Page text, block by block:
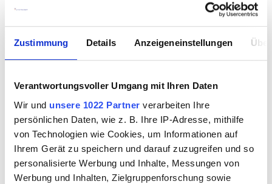
Zustimmung Details Anzeigeneinstellungen
Verantwortungsvoller Umgang mit Ihren Daten
Wir und unsere 1022 Partner verarbeiten Ihre
persönlichen Daten, wie z. B. Ihre IP-Adresse, mithilfe
von Technologien wie Cookies, um Informationen auf
Ihrem Gerät zu speichern und darauf zuzugreifen und so
personalisierte Werbung und Inhalte, Messungen von
Werbung und Inhalten, Zielgruppenforschung sowie
Angeboten werden solche Weiterbildungen im
nahegelegenen Hamburg von der Grone
Wirtschaftsakademie, der DAA-Deutsche
dem IBB-Institut für Berufliche Bildung.
Absolventen mit Abitur können sich außerdem für den
akademischen Weg entscheiden und ein Studium
beginnen. Abseits der Möglichkeit eines klassischen
Medizinstudiums bieten sich hier Studiengänge wie
Pflegemanagement, Pflegewissenschaft und
Pflegepädagogik an.